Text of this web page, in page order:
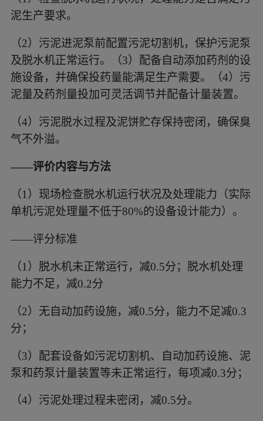
泥生产要求。
（2） 污泥进泥泵前配置污泥切割机，保护污泥泵
及脱水机正常运行。（3）配备自动添加药剂的设
施设备，并确保投药量能满足生产需要。（4）污
泥量及药剂量投加可灵活调节并配备计量装置。
（4） 污泥脱水过程及泥饼贮存保持密闭，确保臭
气不外溢。
——评价内容与方法
（1） 现场检查脱水机运行状况及处理能力（实际
单机污泥处理量不低于80%的设备设计能力）。
——评分标准
（1） 脱水机未正常运行，减0.5分；脱水机处理
能力不足，减0.2分
（2） 无自动加药设施，减0.5分，能力不足减0.3
分；
（3） 配套设备如污泥切割机、自动加药设施、泥
泵和药泵计量装置等未正常运行，每项减0.3分；
（4） 污泥处理过程未密闭，减0.5分。